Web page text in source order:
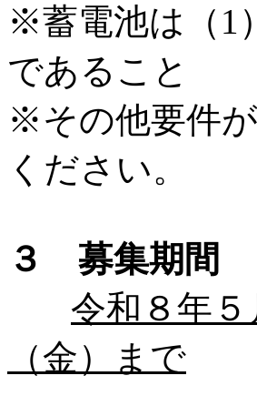
※蓄電池は（1
であること
※その他要件
ください。
３ 募集期間
令和８年
（金）まで